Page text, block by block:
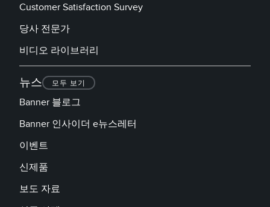
Customer Satisfaction Survey
당사 전문가
비디오 라이브러리
뉴스 모두 보기
Banner 블로그
Banner 인사이더 e뉴스레터
이벤트
신제품
보도 자료